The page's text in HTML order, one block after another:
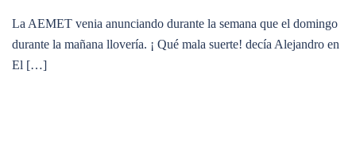
La AEMET venia anunciando durante la semana que el domingo
durante la mañana llovería. ¡ Qué mala suerte! decía Alejandro en
El […]